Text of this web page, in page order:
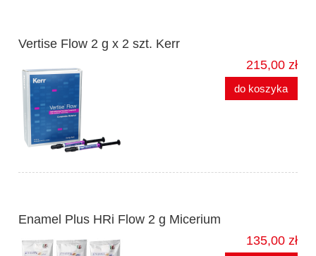
Vertise Flow 2 g x 2 szt. Kerr
215,00 zł
do koszyka
Enamel Plus HRi Flow 2 g Micerium
135,00 zł